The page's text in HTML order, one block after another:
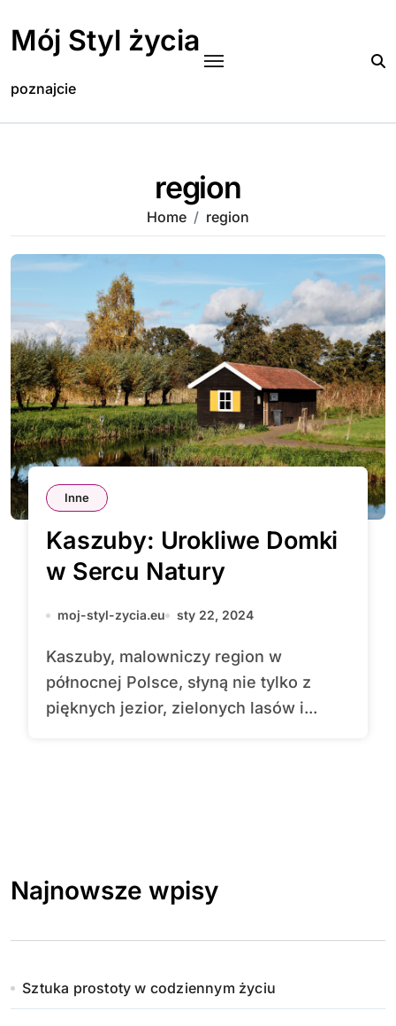
content
Mój Styl życia
poznajcie
region
Home region
Inne
Kaszuby: Urokliwe Domki
w Sercu Natury
moj-styl-zycia.eu sty 22, 2024
Kaszuby, malowniczy region w
północnej Polsce, słyną nie tylko z
pięknych jezior, zielonych lasów i...
Najnowsze wpisy
Sztuka prostoty w codziennym życiu